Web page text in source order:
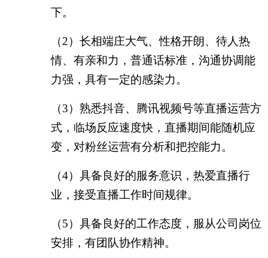
下。
（2）长相端庄大气、性格开朗、待人热
情、有亲和力， 普通话标准，沟通协调能
力强，具有一定的感染力。
（3）熟悉抖音、腾讯视频号等直播运营方
式，临场反应速度快，直播期间能随机应
变，对粉丝运营有分析和把控能力。
（4）具备良好的服务意识，热爱直播行
业，接受直播工作时间规律。
（5）具备良好的工作态度，服从公司岗位
安排，有团队协作精神。